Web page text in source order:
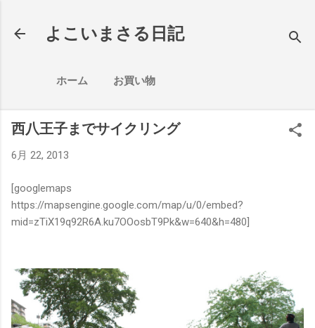
よこいまさる日記
ホーム お買い物
西八王子までサイクリング
6月 22, 2013
[googlemaps
https://mapsengine.google.com/map/u/0/embed?
mid=zTiX19q92R6A.ku7OOosbT9Pk&w=640&h=480]